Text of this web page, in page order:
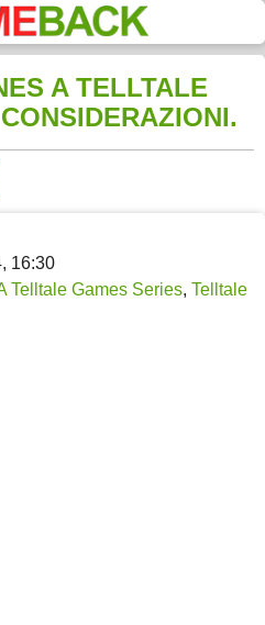
A TELLTALE
16:30
Telltale Games Series, Telltale